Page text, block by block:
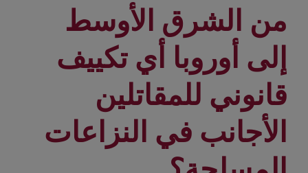
من الشرق الأوسط
إلى أوروبا أي تكييف
قانوني للمقاتلين
الأجانب في النزاعات